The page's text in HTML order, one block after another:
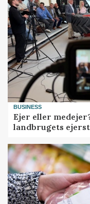
BUSINESS
Ejer eller
landbrugets